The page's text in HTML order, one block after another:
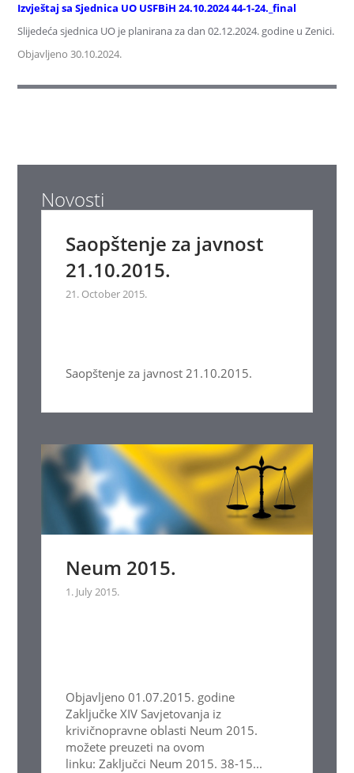
Izvještaj sa Sjednica UO USFBiH 24.10.2024 44-1-24._final
Slijedeća sjednica UO je planirana za dan 02.12.2024. godine u Zenici.
Objavljeno 30.10.2024.
Novosti
Saopštenje za javnost
21.10.2015.
21. October 2015.
Saopštenje za javnost 21.10.2015.
Neum 2015.
1. July 2015.
Objavljeno 01.07.2015. godine
Zaključke XIV Savjetovanja iz
krivičnopravne oblasti Neum 2015.
možete preuzeti na ovom
linku: Zaključci Neum 2015. 38-15...